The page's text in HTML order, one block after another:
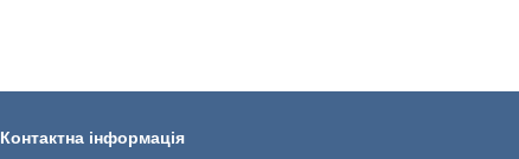
Контактна інформація